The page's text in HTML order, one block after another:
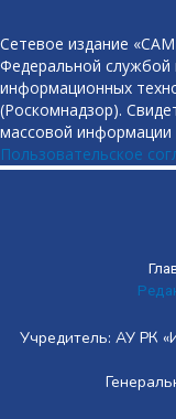
Сетевое издание
Федеральной службой
информационных
(Роскомнадзор).
массовой
Пользовательское
Учредитель: АУ РК